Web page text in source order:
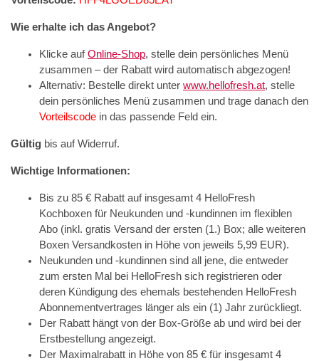
Wie erhalte ich das Angebot?
Klicke aufOnline-Shop, stelle dein persönliches Menü
zusammen – der Rabatt wird automatisch abgezogen!
Alternativ: Bestelle direkt unter www.hellofresh.at, stelle
dein persönliches Menü zusammen und trage danach den
Vorteilscode in das passende Feld ein.
Gültig bis auf Widerruf.
Wichtige Informationen:
Bis zu 85 € Rabatt auf insgesamt 4 HelloFresh
Kochboxen für Neukunden und -kundinnen im flexiblen
Abo (inkl. gratis Versand der ersten (1.) Box; alle weiteren
Boxen Versandkosten in Höhe von jeweils 5,99 EUR).
Neukunden und -kundinnen sind all jene, die entweder
zum ersten Mal bei HelloFresh sich registrieren oder
deren Kündigung des ehemals bestehenden HelloFresh
Abonnementvertrages länger als ein (1) Jahr zurückliegt.
Der Rabatt hängt von der Box-Größe ab und wird bei der
Erstbestellung angezeigt.
Der Maximalrabatt in Höhe von 85 € für insgesamt 4